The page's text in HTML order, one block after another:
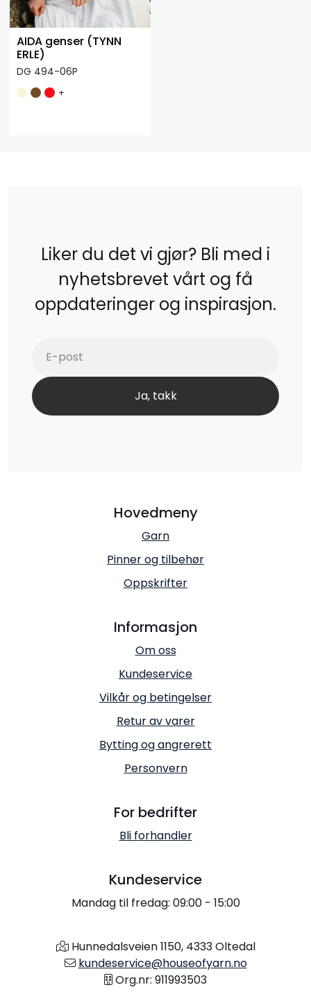
AIDA genser (TYNN
ERLE)
DG 494-06P
+
Liker du det vi gjør? Bli med i
nyhetsbrevet vårt og få
oppdateringer og inspirasjon.
Hovedmeny
Garn
Pinner og tilbehør
Oppskrifter
Informasjon
Om oss
Kundeservice
Vilkår og betingelser
Retur av varer
Bytting og angrerett
Personvern
For bedrifter
Bli forhandler
Kundeservice
Mandag til fredag: 09:00 - 15:00
Hunnedalsveien 1150, 4333 Oltedal
kundeservice@houseofyarn.no
Org.nr: 911993503